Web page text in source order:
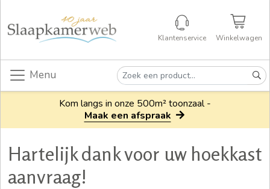
Klantenservice Winkelwagen
Menu
Kom langs in onze 500m² toonzaal -
Maak een afspraak
Hartelijk dank voor uw hoekkast
aanvraag!